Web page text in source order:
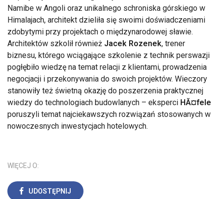
Namibe w Angoli oraz unikalnego schroniska górskiego w
Himalajach, architekt dzieliła się swoimi doświadczeniami
zdobytymi przy projektach o międzynarodowej sławie.
Architektów szkolił również Jacek Rozenek, trener
biznesu, którego wciągające szkolenie z technik perswazji
pogłębiło wiedzę na temat relacji z klientami, prowadzenia
negocjacji i przekonywania do swoich projektów. Wieczory
stanowiły też świetną okazję do poszerzenia praktycznej
wiedzy do technologiach budowlanych – eksperci HĂ¤fele
poruszyli temat najciekawszych rozwiązań stosowanych w
nowoczesnych inwestycjach hotelowych.
WIĘCEJ O:
UDOSTĘPNIJ